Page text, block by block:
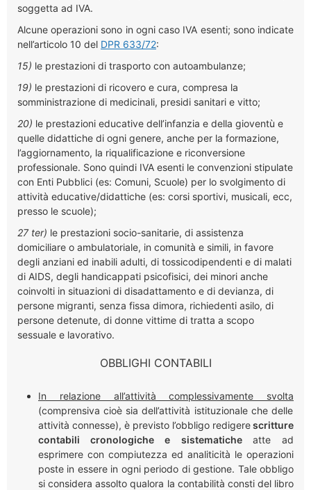
soggetta ad IVA.
Alcune operazioni sono in ogni caso IVA esenti; sono indicate
nell’articolo 10 del DPR 633/72:
15) le prestazioni di trasporto con autoambulanze;
19) le prestazioni di ricovero e cura, compresa la
somministrazione di medicinali, presidi sanitari e vitto;
20) le prestazioni educative dell’infanzia e della gioventù e
quelle didattiche di ogni genere, anche per la formazione,
l’aggiornamento, la riqualificazione e riconversione
professionale. Sono quindi IVA esenti le convenzioni stipulate
con Enti Pubblici (es: Comuni, Scuole) per lo svolgimento di
attività educative/didattiche (es: corsi sportivi, musicali, ecc,
presso le scuole);
27 ter) le prestazioni socio-sanitarie, di assistenza
domiciliare o ambulatoriale, in comunità e simili, in favore
degli anziani ed inabili adulti, di tossicodipendenti e di malati
di AIDS, degli handicappati psicofisici, dei minori anche
coinvolti in situazioni di disadattamento e di devianza, di
persone migranti, senza fissa dimora, richiedenti asilo, di
persone detenute, di donne vittime di tratta a scopo
sessuale e lavorativo.
OBBLIGHI CONTABILI
In relazione all’attività complessivamente svolta
(comprensiva cioè sia dell’attività istituzionale che delle
attività connesse), è previsto l’obbligo redigerescritture
contabili cronologiche e sistematiche atte ad
esprimere con compiutezza ed analiticità le operazioni
poste in essere in ogni periodo di gestione. Tale obbligo
si considera assolto qualora la contabilità consti del libro